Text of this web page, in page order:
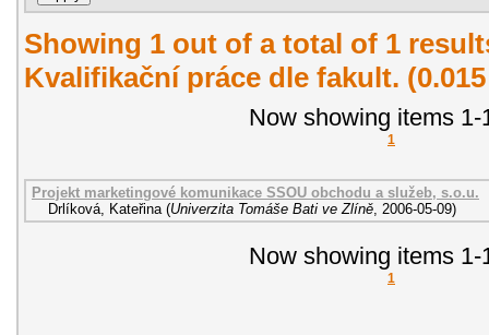
Showing 1 out of a total of 1
Kvalifikační práce dle fakult.
Now showing items 1-
1
Projekt marketingové komunikace SSOU obchodu a služeb, s.o.u.
Drlíková, Kateřina (Univerzita Tomáše Bati ve Zlíně 2006-05-09)
Now showing items 1-
1